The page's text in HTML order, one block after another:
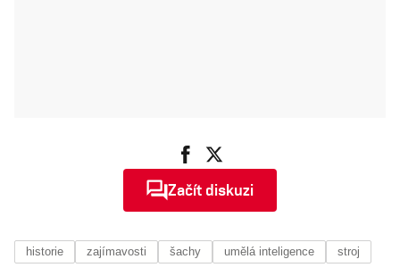
Začít diskuzi
historie zajímavosti šachy umělá inteligence stroj